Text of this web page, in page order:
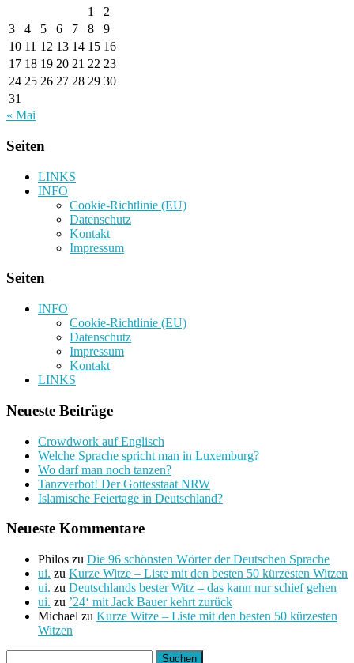
1
2
3
4 5 6 7 8
9
10 11 12 13 14 15 16
17 18 19 20 21 22 23
24 25 26 27 28 29 30
31
« Mai
Seiten
LINKS
INFO
Cookie-Richtlinie (EU)
Datenschutz
Kontakt
Impressum
Seiten
INFO
Cookie-Richtlinie (EU)
Datenschutz
Impressum
Kontakt
LINKS
Neueste Beiträge
Crowdwork auf Englisch
Welche Sprache spricht man in Luxemburg?
Wo darf man noch tanzen?
Tanzverbot! Der Gottesstaat NRW
Islamische Feiertage in Deutschland?
Neueste Kommentare
Philos zu Die 96 schönsten Wörter der Deutschen Sprache
ui. zu Kurze Witze – Liste mit den besten 50 kürzesten Witzen
ui. zu Deutschlands bester Witz – das kann nur schief gehen
ui. zu ’24‘ mit Jack Bauer kehrt zurück
Michael zu Kurze Witze – Liste mit den besten 50 kürzesten
Witzen